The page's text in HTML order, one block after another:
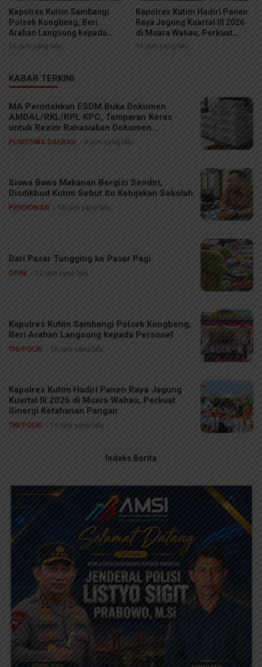
Kapolres Kutim Sambangi
Polsek Kongbeng, Beri
Arahan Langsung kepada
Personel
16 jam yang lalu
Kapolres Kutim Hadiri Panen
Raya Jagung Kuartal III 2026
di Muara Wahau, Perkuat
Sinergi Ketahanan Pangan
16 jam yang lalu
KABAR TERKINI
MA Perintahkan ESDM Buka Dokumen
AMDAL/RKL/RPL KPC, Tamparan Keras
untuk Rezim Rahasiakan Dokumen
Lingkungan
PERISTIWA DAERAH 8 jam yang lalu
Siswa Bawa Makanan Bergizi Sendiri,
Disdikbud Kutim Sebut Itu Kebijakan Sekolah
PENDIDIKAN 10 jam yang lalu
Dari Pasar Tungging ke Pasar Pagi
OPINI 12 jam yang lalu
Kapolres Kutim Sambangi Polsek Kongbeng,
Beri Arahan Langsung kepada Personel
TNI/POLRI 16 jam yang lalu
Kapolres Kutim Hadiri Panen Raya Jagung
Kuartal III 2026 di Muara Wahau, Perkuat
Sinergi Ketahanan Pangan
TNI/POLRI 16 jam yang lalu
Indeks Berita